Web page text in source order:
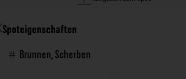
Spoteigenschaften
Brunnen,Scherben